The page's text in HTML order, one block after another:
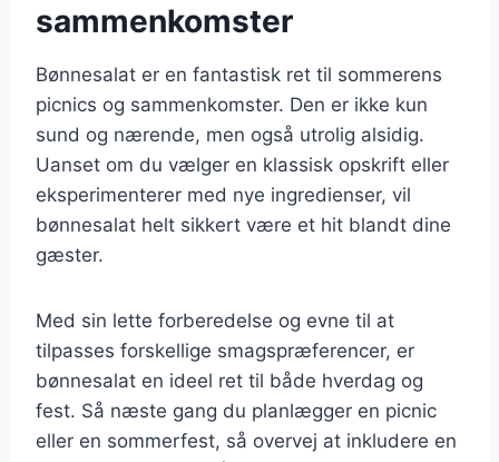
sammenkomster
Bønnesalat er en fantastisk ret til sommerens
picnics og sammenkomster. Den er ikke kun
sund og nærende, men også utrolig alsidig.
Uanset om du vælger en klassisk opskrift eller
eksperimenterer med nye ingredienser, vil
bønnesalat helt sikkert være et hit blandt dine
gæster.
Med sin lette forberedelse og evne til at
tilpasses forskellige smagspræferencer, er
bønnesalat en ideel ret til både hverdag og
fest. Så næste gang du planlægger en picnic
eller en sommerfest, så overvej at inkludere en